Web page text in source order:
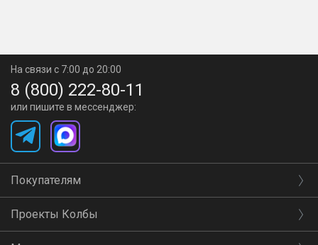
На связи с 7:00 до 20:00
8 (800) 222-80-11
или пишите в мессенджер:
Покупателям
Проекты Колбы